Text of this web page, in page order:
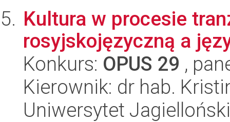
Kultura w procesie
rosyjskojęzyczną a
Konkurs: OPUS 29 ,
Kierownik: dr hab.
Uniwersytet Jagielloński